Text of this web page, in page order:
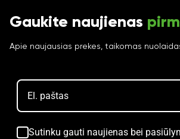
Gaukite naujienas
Apie naujausias prekes, taikomas
Sutinku gauti naujienas bei